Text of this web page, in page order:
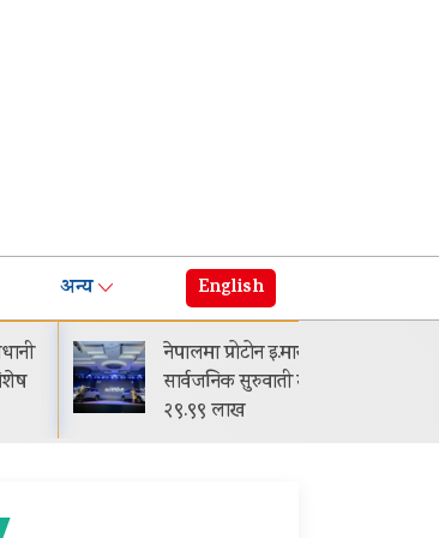
अन्य English
नेपालमा प्रोटोन इ.मास ५
सार्वजनिक सुरुवाती मूल्य रू.
२९.९९ लाख